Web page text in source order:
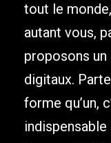
tout le
autant vous,
proposons
digitaux.
forme qu’un,
indispensable